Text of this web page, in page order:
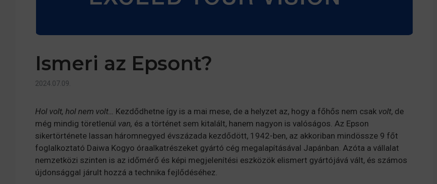
Ismeri az Epsont?
2024.07.09.
Hol volt, hol nem volt… Kezdődhetne így is a mai mese, de a helyzet az, hogy a főhős nem csak volt, de
még mindig töretlenül van, és a történet sem kitalált, hanem nagyon is valóságos. Az Epson
sikertörténete lassan háromnegyed évszázada kezdődött, 1942-ben, az akkoriban mindössze 9 főt
foglalkoztató Daiwa Kogyo óraalkatrészeket gyártó cég megalapításával Japánban. Azóta a vállalat
nemzetközi szinten is az időmérő és képi megjelenítési eszközök elismert gyártójává vált, és számos
újdonsággal járult hozzá a technika fejlődéséhez.